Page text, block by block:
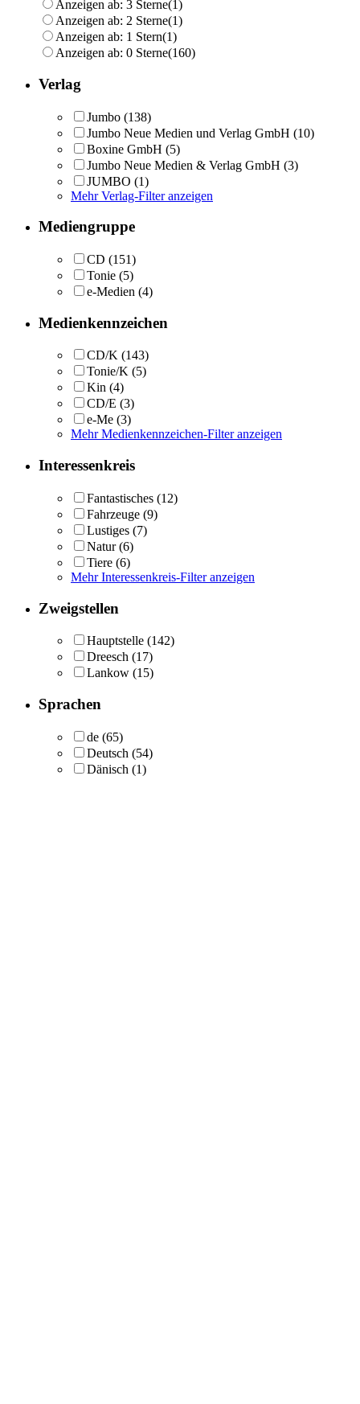
Anzeigen ab: 3 Sterne(1)
Anzeigen ab: 2 Sterne(1)
Anzeigen ab: 1 Stern(1)
Anzeigen ab: 0 Sterne(160)
Verlag
Jumbo (138)
Jumbo Neue Medien und Verlag GmbH (10)
Boxine GmbH (5)
Jumbo Neue Medien & Verlag GmbH (3)
JUMBO (1)
Mehr Verlag-Filter anzeigen
Mediengruppe
CD (151)
Tonie (5)
e-Medien (4)
Medienkennzeichen
CD/K (143)
Tonie/K (5)
Kin (4)
CD/E (3)
e-Me (3)
Mehr Medienkennzeichen-Filter anzeigen
Interessenkreis
Fantastisches (12)
Fahrzeuge (9)
Lustiges (7)
Natur (6)
Tiere (6)
Mehr Interessenkreis-Filter anzeigen
Zweigstellen
Hauptstelle (142)
Dreesch (17)
Lankow (15)
Sprachen
de (65)
Deutsch (54)
Dänisch (1)